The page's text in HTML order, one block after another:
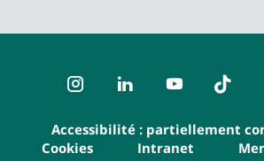
InstagramLinkedInYoutube
Accessibilité : partiellement
Cookies
Intranet